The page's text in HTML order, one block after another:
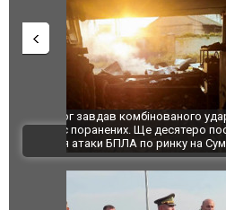
За 2000 кілометрів від
Єкатеринбурзі після атаки
склад Wildberries. ФОТО.
ВІДЕО